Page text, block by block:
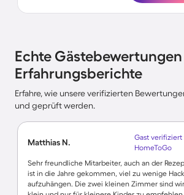
Echte
Erfahrungsberichte
Erfahre, wie unsere verifizierten
und geprüft werden.
Matthias N.
Gast verifiziert
HomeToGo
Sehr freundliche Mitarbeiter, auch an der
ist in die Jahre gekommen, viel zu wenige
aufzuhängen. Die zwei kleinen Zimmer sind